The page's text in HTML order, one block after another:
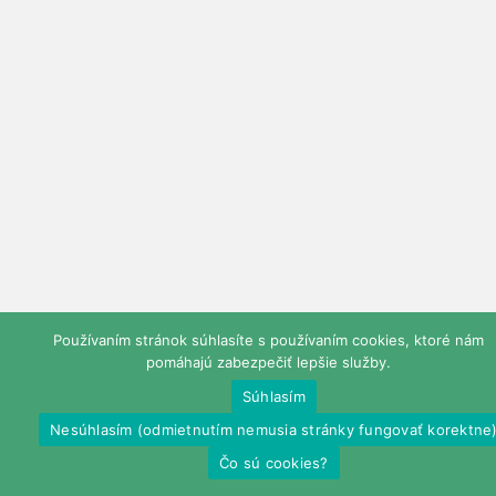
Používaním stránok súhlasíte s používaním cookies, ktoré nám
pomáhajú zabezpečiť lepšie služby.
Súhlasím
Nesúhlasím (odmietnutím nemusia stránky fungovať
Čo sú cookies?